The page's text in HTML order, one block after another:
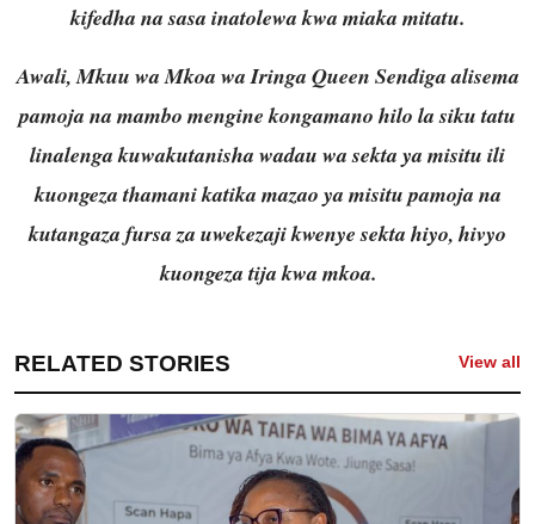
kifedha na sasa inatolewa kwa miaka mitatu.
Awali, Mkuu wa Mkoa wa Iringa Queen Sendiga alisema
pamoja na mambo mengine kongamano hilo la siku tatu
linalenga kuwakutanisha wadau wa sekta ya misitu ili
kuongeza thamani katika mazao ya misitu pamoja na
kutangaza fursa za uwekezaji kwenye sekta hiyo, hivyo
kuongeza tija kwa mkoa.
RELATED STORIES View all